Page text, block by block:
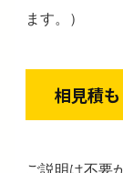
ます。）
相見積も
ご説明は不要